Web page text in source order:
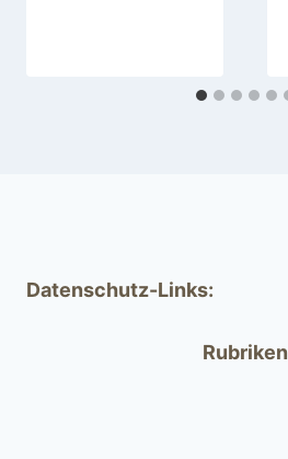
Datenschutz-Links:
Rubriken